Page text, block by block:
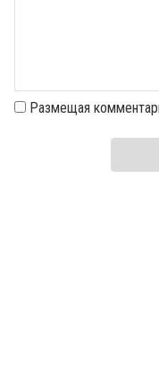
Размещая